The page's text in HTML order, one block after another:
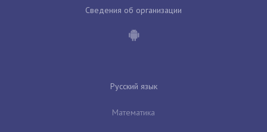
Сведения об организации
Русский язык
Математика